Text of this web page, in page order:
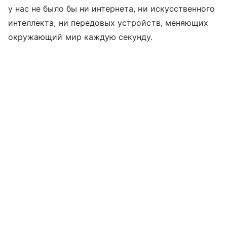
у нас не было бы ни интернета, ни искусственного
интеллекта, ни передовых устройств, меняющих
окружающий мир каждую секунду.